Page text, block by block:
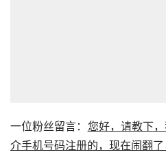
一位粉丝留言： 您好，请教下
介手机号码注册的，现在闹翻